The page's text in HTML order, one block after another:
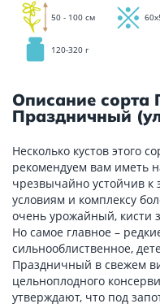
50 - 100 см
120-320 г
Описание сорта
Праздничный
Несколько кустов этого
рекомендуем вам иметь
чрезвычайно устойчив к
условиям и комплексу
очень урожайный, кисти
Но самое главное –
сильнооблиственное,
Праздничный в свежем
цельноплодного
утверждают, что под